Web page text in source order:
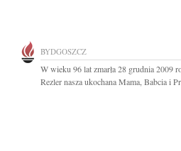
BYDGOSZCZ
W wieku 96 lat zmarła 28 grudnia 2009
Rezler nasza ukochana Mama, Babcia i